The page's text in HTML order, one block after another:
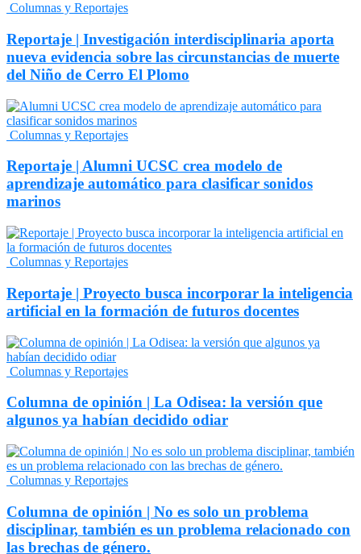
Columnas y Reportajes
Reportaje | Investigación interdisciplinaria aporta
nueva evidencia sobre las circunstancias de muerte
del Niño de Cerro El Plomo
Columnas y Reportajes
Reportaje | Alumni UCSC crea modelo de
aprendizaje automático para clasificar sonidos
marinos
Columnas y Reportajes
Reportaje | Proyecto busca incorporar la inteligencia
artificial en la formación de futuros docentes
Columnas y Reportajes
Columna de opinión | La Odisea: la versión que
algunos ya habían decidido odiar
Columnas y Reportajes
Columna de opinión | No es solo un problema
disciplinar, también es un problema relacionado con
las brechas de género.